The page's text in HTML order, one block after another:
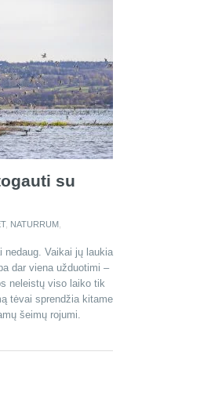
su
, NATURRUM,
nedaug. Vaikai jų laukia
dar viena užduotimi –
neleistų viso laiko tik
tėvai sprendžia kitame
šeimų rojumi.